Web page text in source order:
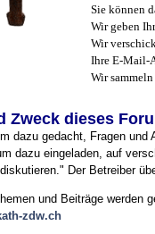
Sie können
Wir geben
Wir
Ihre E-Mail-
Wir
Zweck dieses
dazu gedacht, Fragen
dazu eingeladen, auf
Der Betreiber
und Beiträge werden
zdw.ch